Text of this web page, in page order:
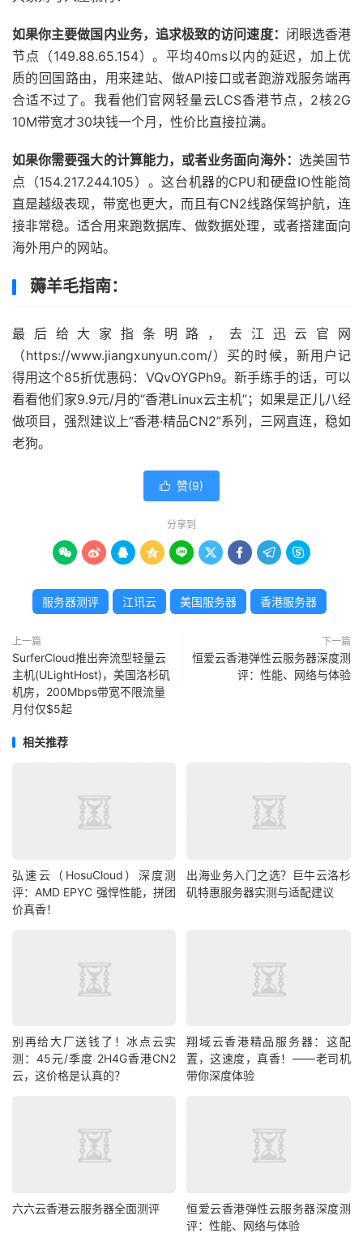
如果你主要做国内业务，追求极致的访问速度： 闭眼选香港
节点（149.88.65.154）。平均40ms以内的延迟，加上优
质的回国路由，用来建站、做API接口或者跑游戏服务端再
合适不过了。我看他们官网轻量云LCS香港节点，2核2G
10M带宽才30块钱一个月，性价比直接拉满。
如果你需要强大的计算能力，或者业务面向海外： 选美国节
点（154.217.244.105）。这台机器的CPU和硬盘IO性能简
直是越级表现，带宽也更大，而且有CN2线路保驾护航，连
接非常稳。适合用来跑数据库、做数据处理，或者搭建面向
海外用户的网站。
薅羊毛指南：
最后给大家指条明路，去江迅云官网
（https://www.jiangxunyun.com/）买的时候，新用户记
得用这个85折优惠码：VQvOYGPh9。新手练手的话，可以
看看他们家9.9元/月的“香港Linux云主机”；如果是正儿八经
做项目，强烈建议上“香港·精品CN2”系列，三网直连，稳如
老狗。
 赞(9)
分享到
        
服务器测评 江讯云 美国服务器 香港服务器
上一篇
SurferCloud推出奔流型轻量云
主机(ULightHost)，美国洛杉矶
机房，200Mbps带宽不限流量
月付仅$5起
下一篇
恒爱云香港弹性云服务器深度测
评：性能、网络与体验
相关推荐
弘速云（HosuCloud）深度测
评：AMD EPYC 强悍性能，拼团
价真香！
出海业务入门之选？巨牛云洛杉
矶特惠服务器实测与适配建议
别再给大厂送钱了！冰点云实
测：45元/季度 2H4G香港CN2
云，这价格是认真的？
翔域云香港精品服务器：这配
置，这速度，真香！——老司机
带你深度体验
六六云香港云服务器全面测评
恒爱云香港弹性云服务器深度测
评：性能、网络与体验